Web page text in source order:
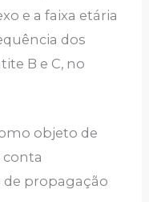
e a faixa etária
dos
B e C, no
objeto de
conta
propagação